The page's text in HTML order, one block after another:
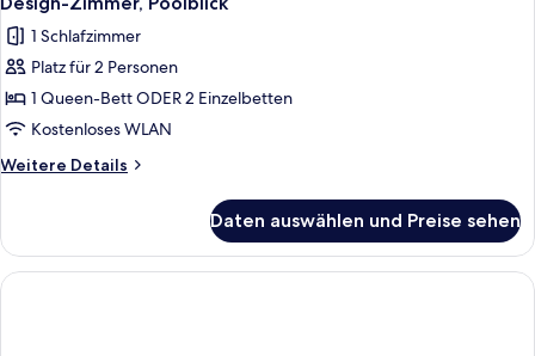
Fotos
für
Design-
Zimmer,
Poolblick
anzeigen
1 Schlafzimmer
Platz für 2 Personen
1 Queen-Bett ODER 2 Einzelbetten
Kostenloses WLAN
Weitere Details
Weitere
Zimmer,
Poolblick
Daten auswählen und Preise sehen